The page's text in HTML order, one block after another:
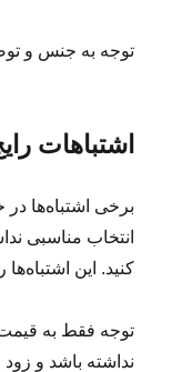
توجه به جنس و
اشتباهات
برخی اشتباه‌ها
انتخاب مناسبی
کنید. این
توجه فقط به
نداشته باشد و